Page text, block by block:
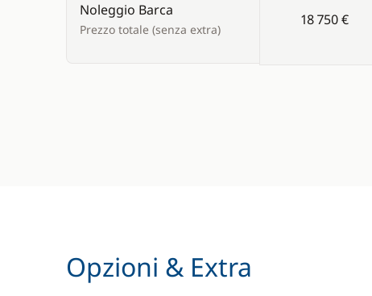
Noleggio Barca
Prezzo totale (senza extra)
18 750 €
Opzioni & Extra